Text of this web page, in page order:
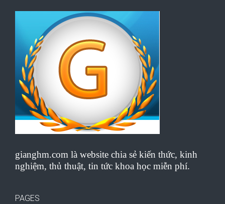
gianghm.com là website chia sẻ kiến thức, kinh
nghiệm, thủ thuật, tin tức khoa học miễn phí.
PAGES